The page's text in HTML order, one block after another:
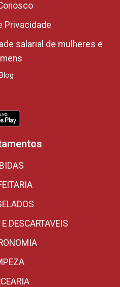
Privacidade
salarial de mulheres e
DESCARTAVEIS